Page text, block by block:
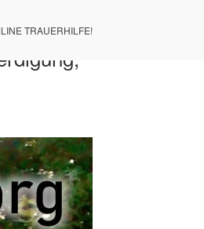
TRAUERHILFE!